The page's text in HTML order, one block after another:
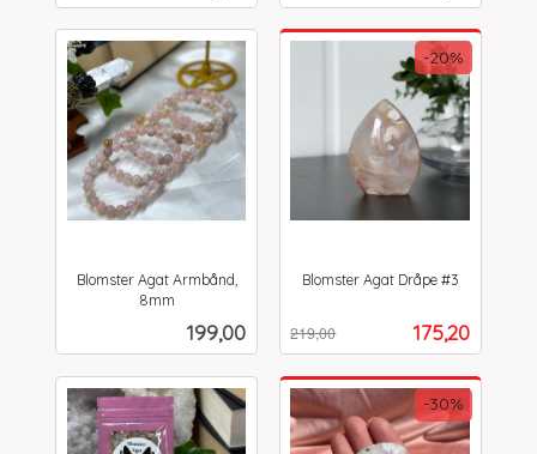
Blomster Agat Armbånd,
8mm
Pris
199,00
Blomster Agat Dråpe #3
Tilbud
175,20
219,00
-20%
-30%